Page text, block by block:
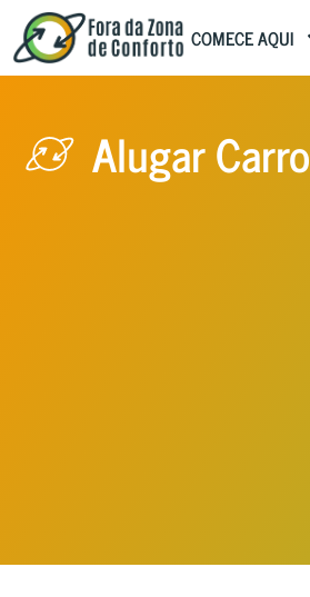
COMECE AQUI
Alugar Carro